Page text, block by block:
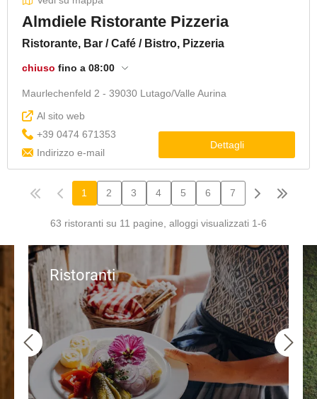
Ristoranti